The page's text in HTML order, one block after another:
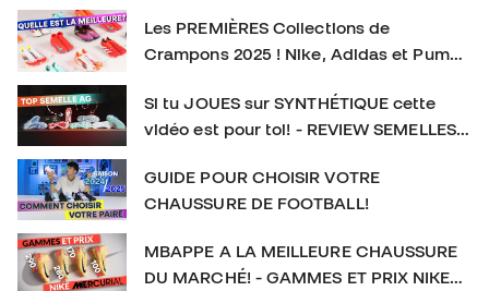
contenu exclusif sur le football et l’équipement sportif !
👉 Abonne-toi et active la cloche pour plus de contenu
foot. SOCIAL : IG :
https://www.instagram.com/futbolemotionfr/ TIKTOK :
https://www.tiktok.com/@futbolemotionfr Crampons de
football : #CramponsDeFootball #Football
Les PREMIÈRES Collections de
Crampons 2025 ! Nike, Adidas et Puma
Si tu JOUES sur SYNTHÉTIQUE cette
vidéo est pour toi! - REVIEW SEMELLES
GUIDE POUR CHOISIR VOTRE
CHAUSSURE DE FOOTBALL!
MBAPPE A LA MEILLEURE CHAUSSURE
DU MARCHÉ! - GAMMES ET PRIX NIKE